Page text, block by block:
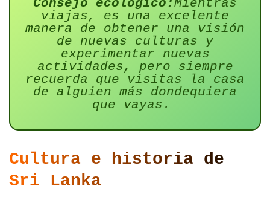
Consejo ecológico:Mientras
viajas, es una excelente
manera de obtener una visión
de nuevas culturas y
experimentar nuevas
actividades, pero siempre
recuerda que visitas la casa
de alguien más dondequiera
que vayas.
Cultura e historia de
Sri Lanka